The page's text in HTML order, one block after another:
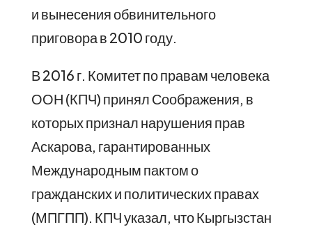
и вынесения обвинительного
приговора в 2010 году.
В 2016 г. Комитет по правам человека
ООН (КПЧ) принял Соображения, в
которых признал нарушения прав
Аскарова, гарантированных
Международным пактом о
гражданских и политических правах
(МПГПП). КПЧ указал, что Кыргызстан